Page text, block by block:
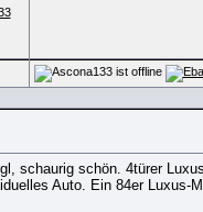
schaurig schön. 4türer
Auto. Ein 84er Luxus-